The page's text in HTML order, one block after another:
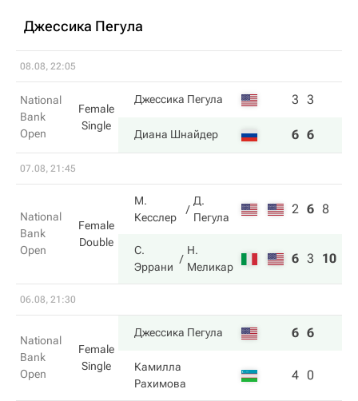
Джессика Пегула
08.08, 22:05
National
Bank
Open
Female
Single
Джессика Пегула 3 3
Диана Шнайдер 6 6
07.08, 21:45
National
Bank
Open
Female
Double
М.
Кесслер
Д.
Пегула
2 6 8
С.
Эррани
Н.
Меликар
6 3 10
06.08, 21:30
National
Bank
Open
Female
Single
Джессика Пегула 6 6
Камилла
Рахимова
4 0